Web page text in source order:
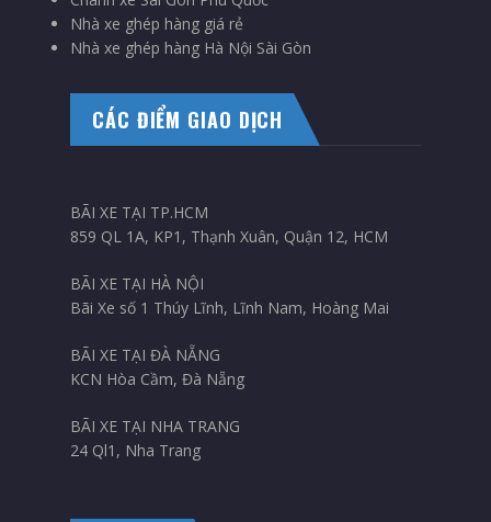
Nhà xe ghép hàng giá rẻ
Nhà xe ghép hàng Hà Nội Sài Gòn
CÁC ĐIỂM GIAO DỊCH
BÃI XE TẠI TP.HCM
859 QL 1A, KP1, Thạnh Xuân, Quận 12, HCM
BÃI XE TẠI HÀ NỘI
Bãi Xe số 1 Thúy Lĩnh, Lĩnh Nam, Hoàng Mai
BÃI XE TẠI ĐÀ NẴNG
KCN Hòa Cầm, Đà Nẵng
BÃI XE TẠI NHA TRANG
24 Ql1, Nha Trang